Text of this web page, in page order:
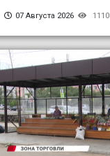
07 Августа 2026 1110